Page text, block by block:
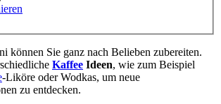
können Sie ganz nach Belieben zubereiten.
Kaffee Ideen, wie zum Beispiel
-Liköre oder Wodkas, um neue
zu entdecken.